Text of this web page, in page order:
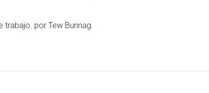
trabajo. por Tew Bunnag.